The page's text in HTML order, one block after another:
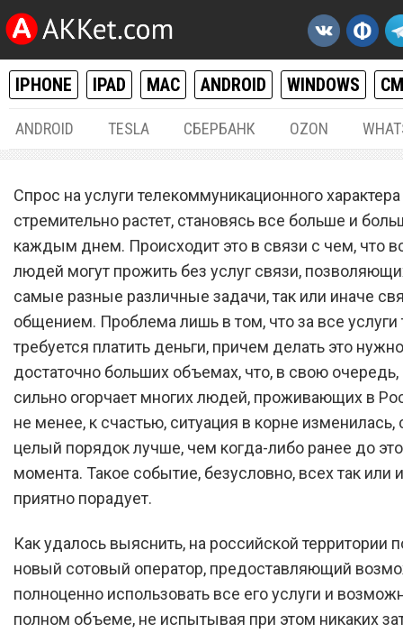
IPHONE IPAD MAC ANDROID WINDOWS
ANDROID TESLA СБЕРБАНК OZON
Новый сотовый оператор
запустил бесплатный
план с 31 ГБ мобильного
интернета и 3100
звонков
Спрос на услуги телекоммуникационного характера
стремительно растет, становясь все больше и
каждым днем. Происходит это в связи с чем, что
людей могут прожить без услуг связи,
самые разные различные задачи, так или иначе
общением. Проблема лишь в том, что за все услуги
требуется платить деньги, причем делать это
достаточно больших объемах, что, в свою очередь,
сильно огорчает многих людей, проживающих в
не менее, к счастью, ситуация в корне изменилась,
целый порядок лучше, чем когда-либо ранее до
момента. Такое событие, безусловно, всех так или
приятно порадует.
Как удалось выяснить, на российской территории
новый сотовый оператор, предоставляющий
полноценно использовать все его услуги и
полном объеме, не испытывая при этом никаких